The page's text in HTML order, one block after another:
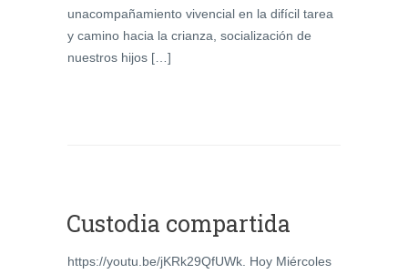
unacompañamiento vivencial en la difícil tarea
y camino hacia la crianza, socialización de
nuestros hijos […]
Custodia compartida
https://youtu.be/jKRk29QfUWk. Hoy Miércoles